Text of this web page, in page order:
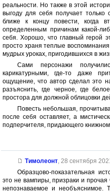
реальности. Но также в этой
выгоду для себя получает только
ближе к концу повести, когда
определенным причинам какой-
себя. Хорошо, что главный герой
просто храня теплые
мудрых уроках, пригодившихся в
Сами персонажи
карикатурными, где-то даже
ощущение, что автор сделал это
разъяснить, где черное, где
простора для должной облицовки
Повесть небольшая,
после себя оставляет, а
подперчителя, придающего
Тимолеонт, 28 сентября
Образцово-показательная
это не вампиры, призраки и
непознаваемое и